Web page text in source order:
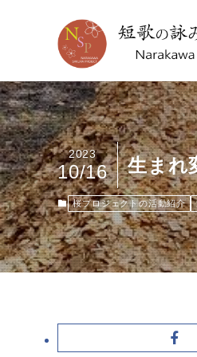
生まれ
2023
10/16
桜プロジェクトの活動紹介